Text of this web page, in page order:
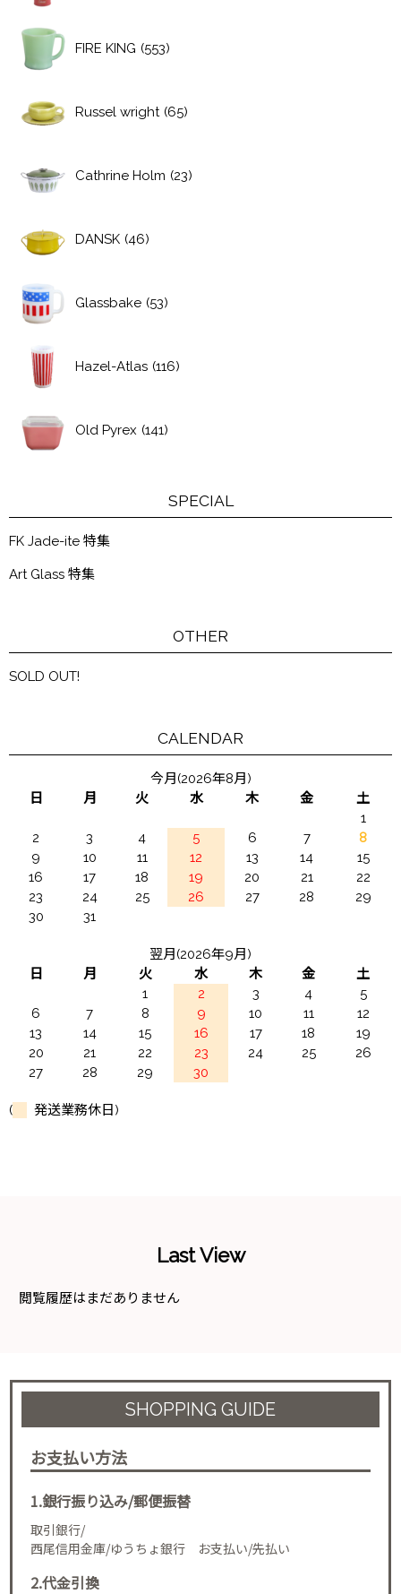
FIRE KING (553)
Russel wright (65)
Cathrine Holm (23)
DANSK (46)
Glassbake (53)
Hazel-Atlas (116)
Old Pyrex (141)
SPECIAL
FK Jade-ite 特集
Art Glass 特集
OTHER
SOLD OUT!
CALENDAR
今月(2026年8月)
日
月 火 水 木 金
土
1
2
3 4 5 6 7
8
9
10 11 12 13 14
15
16
17 18 19 20 21
22
23
24 25 26 27 28
29
30
31
翌月(2026年9月)
日
月 火 水 木 金
土
1
2 3 4
5
6
7 8 9 10 11
12
13
14 15 16 17 18
19
20
21 22 23 24 25
26
27
28 29 30
( 発送業務休日)
Last View
閲覧履歴はまだありません
SHOPPING GUIDE
お支払い方法
1.銀行振り込み/郵便振替
取引銀行/
西尾信用金庫/ゆうちょ銀行 お支払い/先払い
2.代金引換